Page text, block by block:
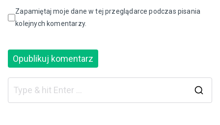
Zapamiętaj moje dane w tej przeglądarce podczas pisania
kolejnych komentarzy.